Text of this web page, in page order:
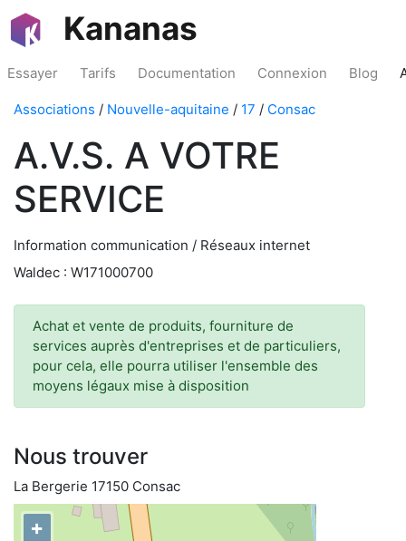
Kananas
Essayer Tarifs Documentation Connexion Blog
Associations / Nouvelle-aquitaine / 17 / Consac
A.V.S. A VOTRE
SERVICE
Information communication / Réseaux internet
Waldec : W171000700
Achat et vente de produits, fourniture de
services auprès d'entreprises et de particuliers,
pour cela, elle pourra utiliser l'ensemble des
moyens légaux mise à disposition
Nous trouver
La Bergerie 17150 Consac
+